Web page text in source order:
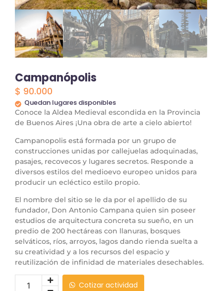
Campanópolis
$ 90.000
Quedan lugares disponibles
Conoce la Aldea Medieval escondida en la Provincia
de Buenos Aires ¡Una obra de arte a cielo abierto!
Campanopolis está formada por un grupo de
construcciones unidas por callejuelas adoquinadas,
pasajes, recovecos y lugares secretos. Responde a
diversos estilos del medioevo europeo unidos para
producir un ecléctico estilo propio.
El nombre del sitio se le da por el apellido de su
fundador, Don Antonio Campana quien sin poseer
estudios de arquitectura concreta su sueño, en un
predio de 200 hectáreas con llanuras, bosques
selváticos, ríos, arroyos, lagos dando rienda suelta a
su creatividad y a los recursos del espacio y
reutilización de infinidad de materiales desechables.
Cotizar actividad